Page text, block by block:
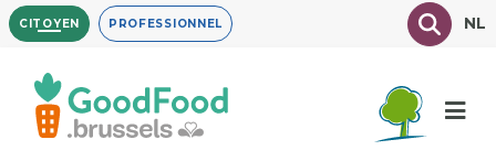
Aller
au
contenu
principal
CITOYEN PROFESSIONNEL TexteNL